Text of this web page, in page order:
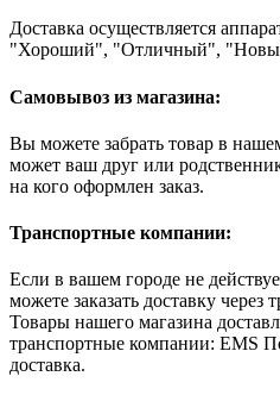
Доставка осуществляется
"Хороший", "Отличный",
Самовывоз из магазина:
Вы можете забрать товар в
может ваш друг или
на кого оформлен заказ.
Транспортные компании:
Если в вашем городе не
можете заказать доставку
Товары нашего магазина
транспортные компании: EMS
доставка.